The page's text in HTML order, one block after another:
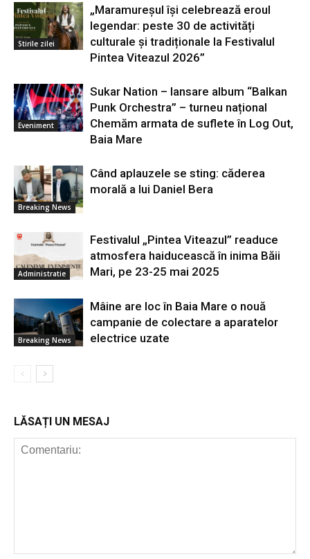
Stirile zilei
„Maramureșul își celebrează eroul
legendar: peste 30 de activități
culturale și tradiționale la Festivalul
Pintea Viteazul 2026”
Eveniment
Sukar Nation – lansare album “Balkan
Punk Orchestra” – turneu național
Chemăm armata de suflete în Log Out,
Baia Mare
Breaking News
Când aplauzele se sting: căderea
morală a lui Daniel Bera
Administratie
Festivalul „Pintea Viteazul” readuce
atmosfera haiducească în inima Băii
Mari, pe 23-25 mai 2025
Breaking News
Mâine are loc în Baia Mare o nouă
campanie de colectare a aparatelor
electrice uzate
LĂSAȚI UN MESAJ